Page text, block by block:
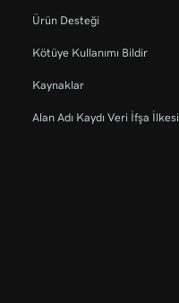
Ürün Desteği
Kötüye Kullanımı Bildir
Kaynaklar
Alan Adı Kaydı Veri İfşa İlkesi